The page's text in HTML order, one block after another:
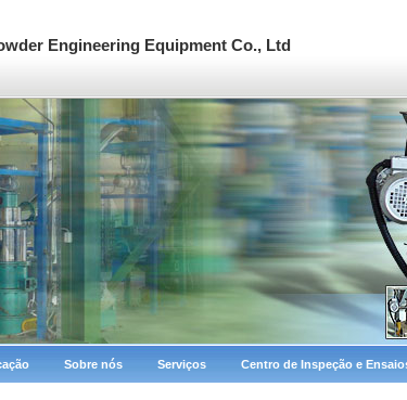
Engineering Equipment Co., Ltd
Sobre nós Serviços Centro de Inspeção e